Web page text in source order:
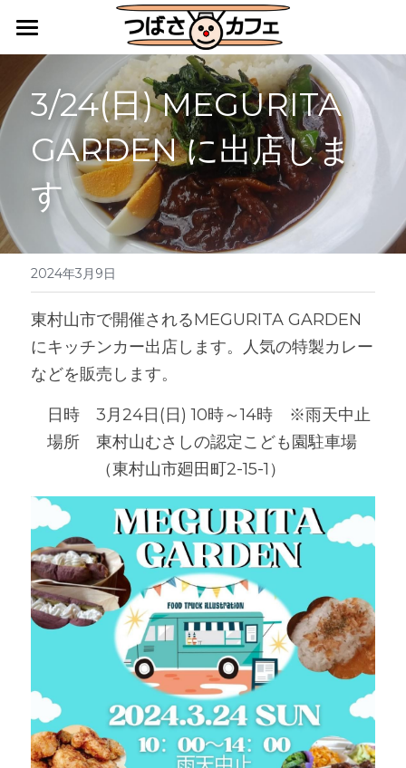
HOME
カフェレストラン
キッチンカー・地域活動
障害福祉サービス施設としての活動
アクセス
ご利用案内
つばさ便りバックナンバー
3/24(日) MEGURITA
GARDEN に出店しま
す
2024年3月9日
東村山市で開催されるMEGURITA GARDEN
にキッチンカー出店します。人気の特製カレー
などを販売します。
日時 3月24日(日) 10時～14時　※雨天中止
場所　東村山むさしの認定こども園駐車場
（東村山市廻田町2-15-1）